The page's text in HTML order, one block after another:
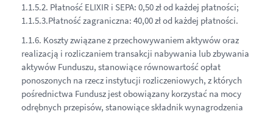
1.1.5.2. Płatność ELIXIR i SEPA: 0,50 zł od każdej płatności;
1.1.5.3.Płatność zagraniczna: 40,00 zł od każdej płatności.
1.1.6. Koszty związane z przechowywaniem aktywów oraz
realizacją i rozliczaniem transakcji nabywania lub zbywania
aktywów Funduszu, stanowiące równowartość opłat
ponoszonych na rzecz instytucji rozliczeniowych, z których
pośrednictwa Fundusz jest obowiązany korzystać na mocy
odrębnych przepisów, stanowiące składnik wynagrodzenia